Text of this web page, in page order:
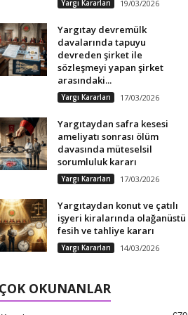
Yargı Kararları 19/03/2026
Yargıtay devremülk
davalarında tapuyu
devreden şirket ile
sözleşmeyi yapan şirket
arasındaki...
Yargı Kararları 17/03/2026
Yargıtaydan safra kesesi
ameliyatı sonrası ölüm
davasında müteselsil
sorumluluk kararı
Yargı Kararları 17/03/2026
Yargıtaydan konut ve çatılı
işyeri kiralarında olağanüstü
fesih ve tahliye kararı
Yargı Kararları 14/03/2026
OKUNANLAR